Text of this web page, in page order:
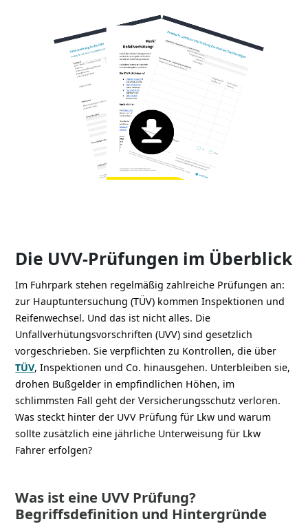
Die UVV-Prüfungen im Überblick
Im Fuhrpark stehen regelmäßig zahlreiche Prüfungen an:
zur Hauptuntersuchung (TÜV) kommen Inspektionen und
Reifenwechsel. Und das ist nicht alles. Die
Unfallverhütungsvorschriften (UVV) sind gesetzlich
vorgeschrieben. Sie verpflichten zu Kontrollen, die über
TÜV, Inspektionen und Co. hinausgehen. Unterbleiben sie,
drohen Bußgelder in empfindlichen Höhen, im
schlimmsten Fall geht der Versicherungsschutz verloren.
Was steckt hinter der UVV Prüfung für Lkw und warum
sollte zusätzlich eine jährliche Unterweisung für Lkw
Fahrer erfolgen?
Was ist eine UVV Prüfung?
Begriffsdefinition und Hintergründe